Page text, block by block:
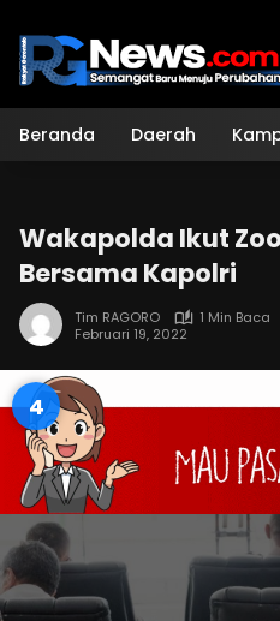
konten
Beranda Daerah
Wakapolda Ikut
Bersama Kapolri
Tim RAGORO
1 Min Baca
Februari 19, 2022
3